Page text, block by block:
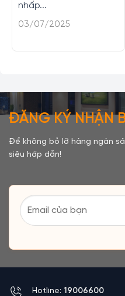
nhấp...
03/07/2025
ĐĂNG KÝ NHẬN
Để không bỏ lỡ hàng ngàn
siêu hấp dẫn!
Hotline: 19006600